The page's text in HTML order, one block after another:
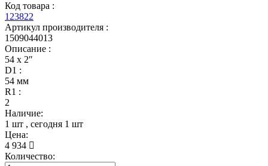
Код товара :
123822
Артикул производителя :
1509044013
Описание :
54 x 2″
D1 :
54 мм
R1 :
2
Наличие:
1 шт , сегодня 1 шт
Цена:
4 934
Количество: